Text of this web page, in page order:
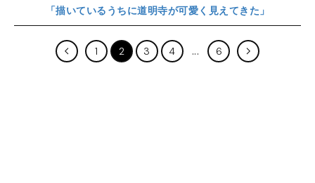
「描いているうちに道明寺が可愛く見えてきた」
1 2 3 4 6